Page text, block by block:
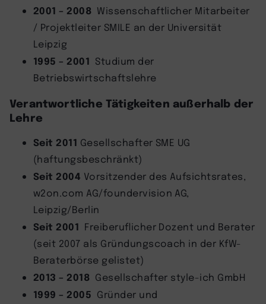
2001 – 2008 Wissenschaftlicher Mitarbeiter
/ Projektleiter SMILE an der Universität
Leipzig
1995 – 2001 Studium der
Betriebswirtschaftslehre
Verantwortliche Tätigkeiten außerhalb der
Lehre
Seit 2011 Gesellschafter SME UG
(haftungsbeschränkt)
Seit 2004 Vorsitzender des Aufsichtsrates,
w2on.com AG/foundervision AG,
Leipzig/Berlin
Seit 2001 Freiberuflicher Dozent und Berater
(seit 2007 als Gründungscoach in der KfW-
Beraterbörse gelistet)
2013 – 2018 Gesellschafter style-ich GmbH
1999 – 2005 Gründer und